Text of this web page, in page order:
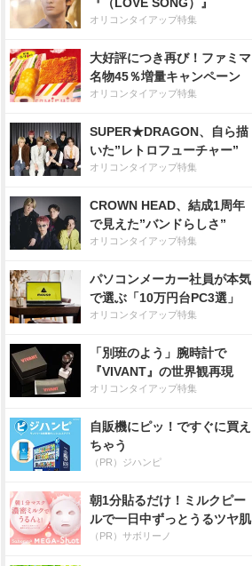
オリコンタイアップ特集
大好評につき再び！ファミマ
名物45％増量キャンペーン
オリコンタイアップ特集
SUPER★DRAGON、自ら描
いた”レトロフューチャー”
オリコンタイアップ特集
CROWN HEAD、結成1周年
で見えた”バンドらしさ”
オリコンタイアップ特集
パソコンメーカー社員が本気
で選ぶ「10万円台PC3選」
オリコンタイアップ特集
「別班のよう」腕時計で
『VIVANT』の世界観再現
オリコンタイアップ特集
自販機にピッ！ですぐに買え
ちゃう
（PR）ジハンピ
朝1分貼るだけ！ミルクピー
ルで一日中ずっとうるツヤ肌
（PR）サボリーノ